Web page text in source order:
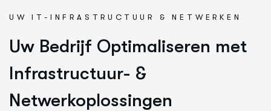
UW IT-INFRASTRUCTUUR & NETWERKEN
Uw Bedrijf Optimaliseren met
Infrastructuur- &
Netwerkoplossingen